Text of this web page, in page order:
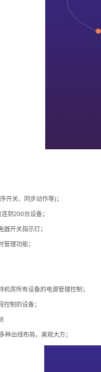
开关、同步动作等)；
到200台设备；
开关指示灯；
理功能；
房所有设备的电源管理控制；
制的设备；
出线布局，美观大方；